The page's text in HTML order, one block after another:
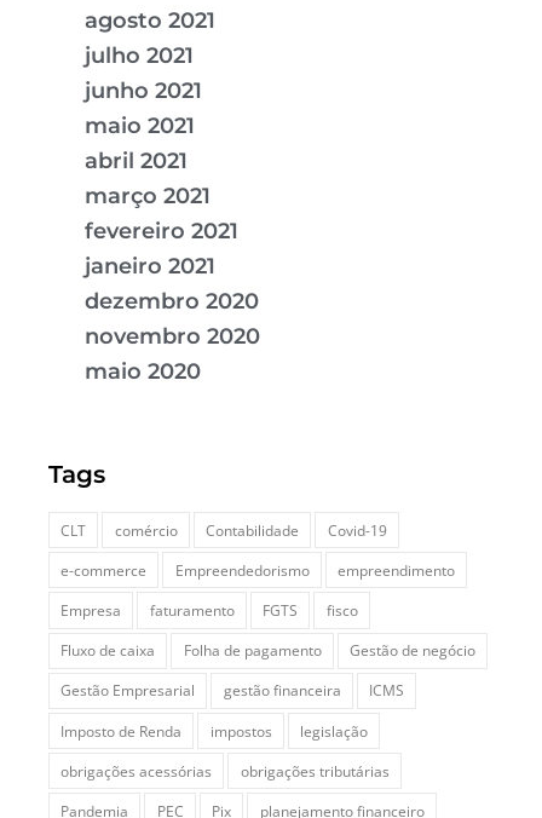
agosto 2021
julho 2021
junho 2021
maio 2021
abril 2021
março 2021
fevereiro 2021
janeiro 2021
dezembro 2020
novembro 2020
maio 2020
Tags
CLT comércio Contabilidade
Covid-19
e-commerce
Empreendedorismo
empreendimento
Empresa
faturamento FGTS
fisco
Fluxo de caixa
Folha de pagamento
Gestão de negócio
Gestão Empresarial
gestão financeira
ICMS
Imposto de Renda
impostos
legislação
obrigações acessórias
obrigações tributárias
Pandemia
PEC Pix planejamento financeiro